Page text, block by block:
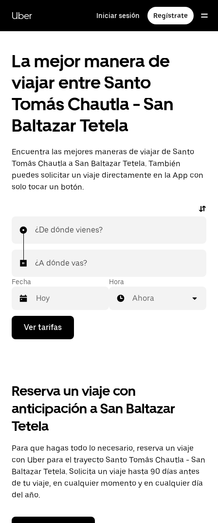
contenido
principal
Uber Iniciar sesión Regístrate
La mejor manera de
viajar entre Santo
Tomás Chautla - San
Baltazar Tetela
Encuentra las mejores maneras de viajar de Santo
Tomás Chautla a San Baltazar Tetela. También
puedes solicitar un viaje directamente en la App con
solo tocar un botón.
¿De dónde vienes?
¿A dónde vas?
Fecha
Presiona
flecha
el
y
selecciona
una
Presiona
la
tecla Esc
para
cerrar
el
calendario.
Hora
Ahora
Ver tarifas
Reserva un viaje con
anticipación a San Baltazar
Tetela
Para que hagas todo lo necesario, reserva un viaje
con Uber para el trayecto Santo Tomás Chautla - San
Baltazar Tetela. Solicita un viaje hasta 90 días antes
de tu viaje, en cualquier momento y en cualquier día
del año.